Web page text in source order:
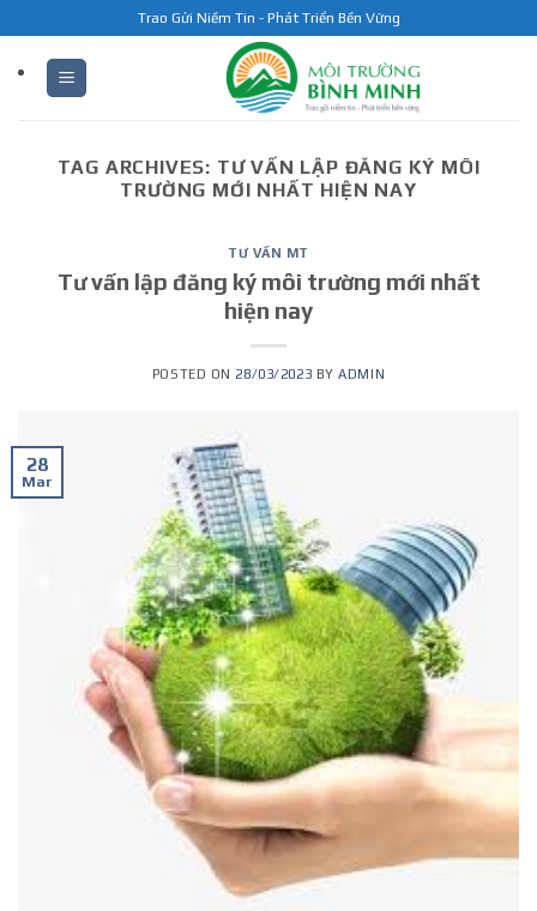
to
content
Trao Gửi Niềm Tin - Phát Triển Bền Vững
TAG ARCHIVES: TƯ VẤN LẬP ĐĂNG KÝ MÔI
TRƯỜNG MỚI NHẤT HIỆN NAY
TƯ VẤN MT
Tư vấn lập đăng ký môi trường mới nhất
hiện nay
POSTED ON 28/03/2023 BYADMIN
28
Mar